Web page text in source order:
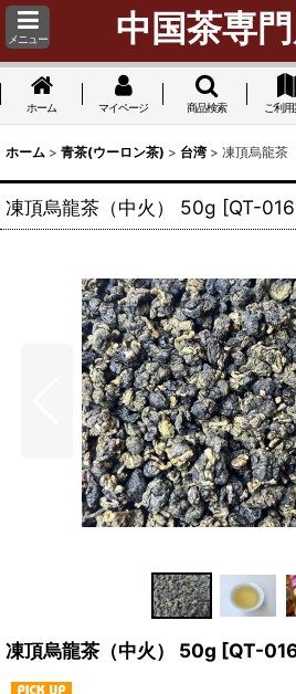
メニュー 中国茶専
ホーム マイページ 商品検索 ご利
ホーム > 青茶(ウーロン茶) > 台湾 > 凍頂烏龍茶
凍頂烏龍茶（中火） 50g [QT-
凍頂烏龍茶（中火） 50g [QT-